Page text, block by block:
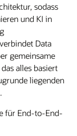
sodass
und KI in
Data
gemeinsame
alles basiert
liegenden
für End-to-End-